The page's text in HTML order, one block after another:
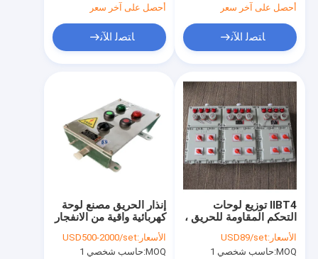
أحصل على آخر سعر
ﺎﺘﺼﻟ ﺍﻶﻧ
أحصل على آخر سعر
ﺎﺘﺼﻟ ﺍﻶﻧ
إنذار الحريق مصنع لوحة
كهربائية واقية من الانفجار
Station 316SS
الأسعار:USD500-2000/set
MOQ: حاسب شخصي 1
IIBT4 توزيع لوحات
التحكم المقاومة للحريق ،
حاوية لوحة التحكم
المقاومة للانفجار
الأسعار:USD89/set
MOQ: حاسب شخصي 1